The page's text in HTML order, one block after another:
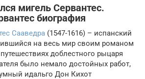
мигель Сервантес.
биография
Сааведра (1547-1616) – испанский
на весь мир своим романом
доблестного рыцаря
было немало достойных работ,
идальго Дон Кихот